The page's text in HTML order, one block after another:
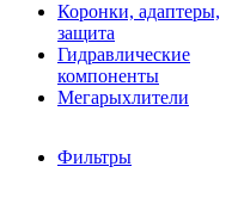
Коронки, адаптеры,
защита
Гидравлические
компоненты
Мегарыхлители
Фильтры